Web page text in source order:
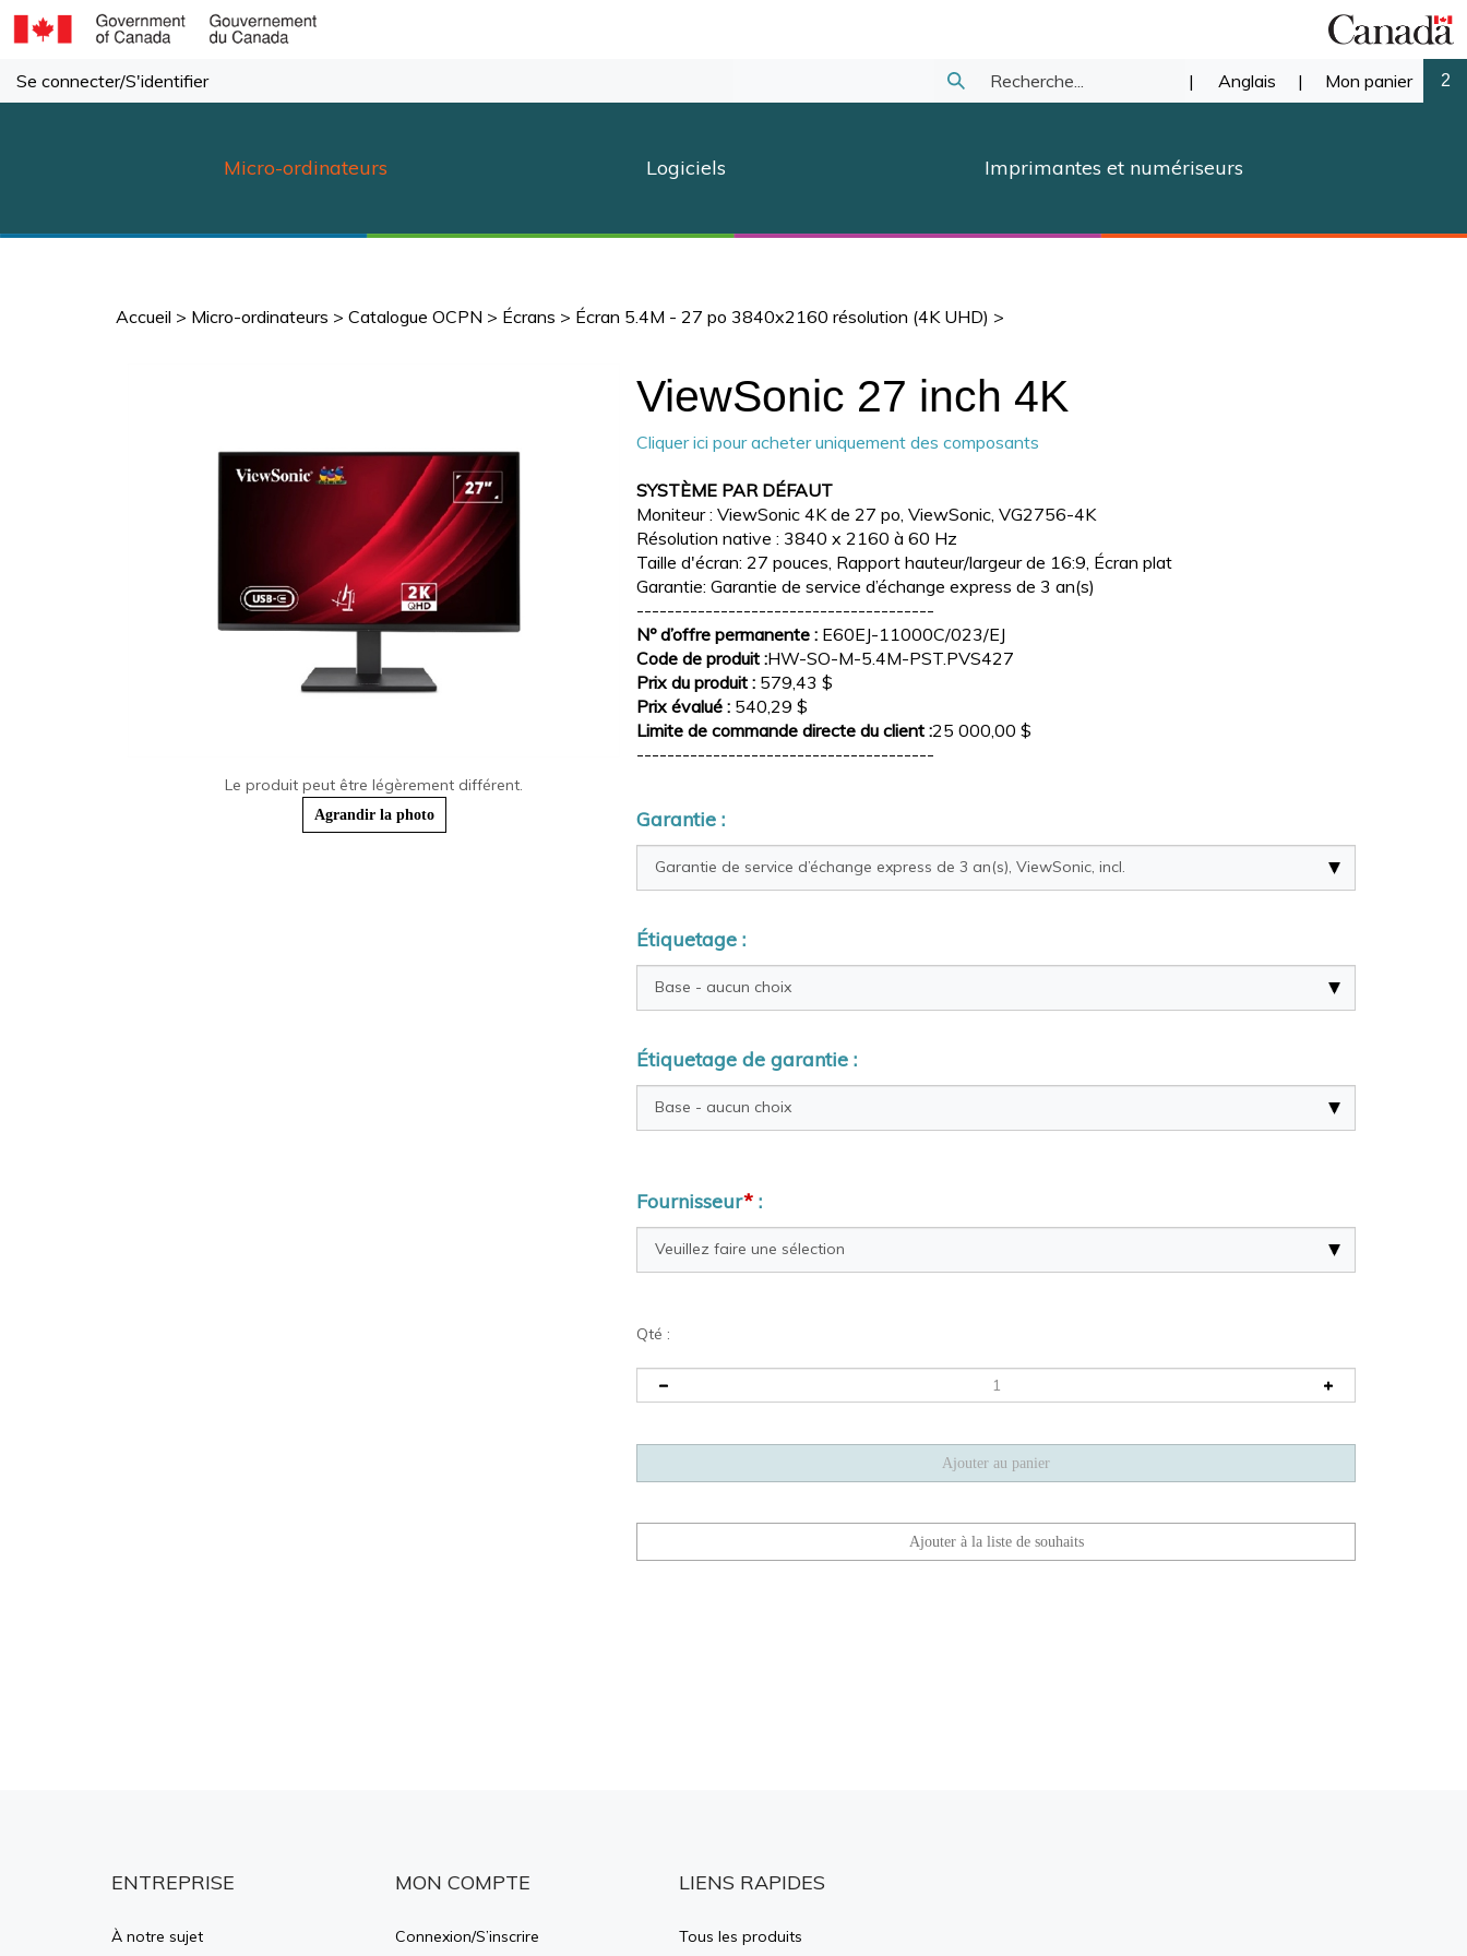
Passer
Se connecter/S'identifier
Recherche
notre
Soumettre
recherche
| Anglais | Mon panier 2
Micro-ordinateurs Logiciels Imprimantes et numériseurs
Accueil > Micro-ordinateurs > Catalogue OCPN > Écrans > Écran 5.4M - 27 po 3840x2160 résolution (4K UHD) >
Le produit peut être légèrement différent.
Agrandir la photo
ViewSonic 27 inch 4K
Cliquer ici pour acheter uniquement des composants
SYSTÈME PAR DÉFAUT
Moniteur : ViewSonic 4K de 27 po, ViewSonic, VG2756-4K
Résolution native : 3840 x 2160 à 60 Hz
Taille d'écran: 27 pouces, Rapport hauteur/largeur de 16:9, Écran plat
Garantie: Garantie de service d’échange express de 3 an(s)
---------------------------------------
Nº d’offre permanente : E60EJ-11000C/023/EJ
Code de produit :HW-SO-M-5.4M-PST.PVS427
Prix du produit : 579,43 $
Prix évalué : 540,29 $
Limite de commande directe du client :25 000,00 $
---------------------------------------
Garantie :
Étiquetage :
Étiquetage de garantie :
Fournisseur* :
Qté :